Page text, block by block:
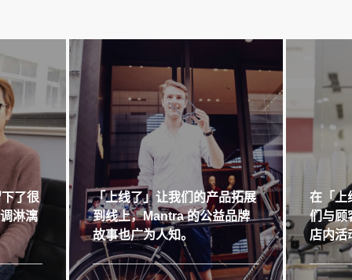
了很
淋漓
「上线了」让我们的产品拓展
到线上，Mantra 的公益品牌
故事也广为人知。
在「上
们与顾
店内活